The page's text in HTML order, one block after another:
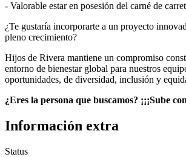
- Valorable estar en posesión del carné de
¿Te gustaría incorporarte a un proyecto
pleno crecimiento?
Hijos de Rivera mantiene un compromiso
entorno de bienestar global para nuestros
oportunidades, de diversidad, inclusión y
¿Eres la persona que buscamos? ¡¡¡Sube
Información extra
Status